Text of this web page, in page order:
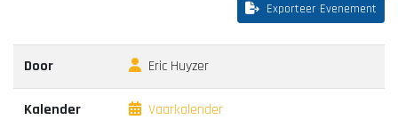
Exporteer Evenement
Door Eric Huyzer
Kalender Vaarkalender